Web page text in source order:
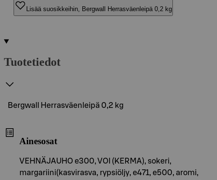
Lisää suosikkeihin, Bergwall Herrasväenleipä 0,2 kg
Tuotetiedot
Bergwall Herrasväenleipä 0,2 kg
Ainesosat
VEHNÄJAUHO e300, VOI (KERMA), sokeri,
margariini(kasvirasva, rypsiöljy, e471, e500, aromi,